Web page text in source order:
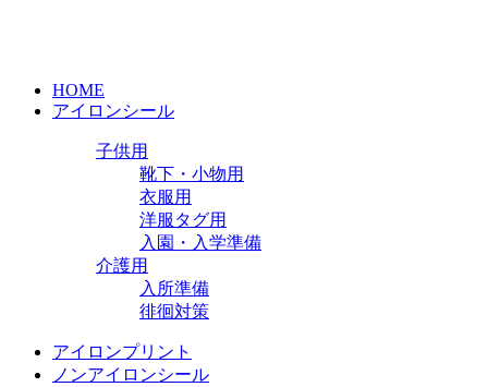
HOME
アイロンシール
子供用
靴下・小物用
衣服用
洋服タグ用
入園・入学準備
介護用
入所準備
徘徊対策
アイロンプリント
ノンアイロンシール